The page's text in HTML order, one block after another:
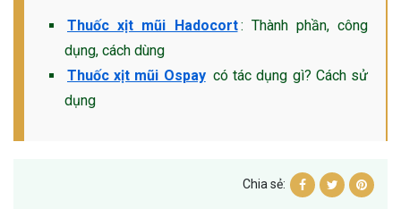
Thuốc xịt mũi Hadocort: Thành phần, công
dụng, cách dùng
Thuốc xịt mũi Ospay có tác dụng gì? Cách sử
dụng
Chia sẻ: